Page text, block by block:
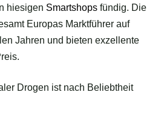
hiesigen Smartshops fündig. Die
Europas Marktführer auf
Jahren und bieten exzellente
Drogen ist nach Beliebtheit